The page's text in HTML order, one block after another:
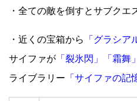
・全ての敵を倒すとサブクエ
・近くの宝箱から 「グラシア
サイファが 「裂氷閃」「霜舞」
ライブラリー 「サイファの記